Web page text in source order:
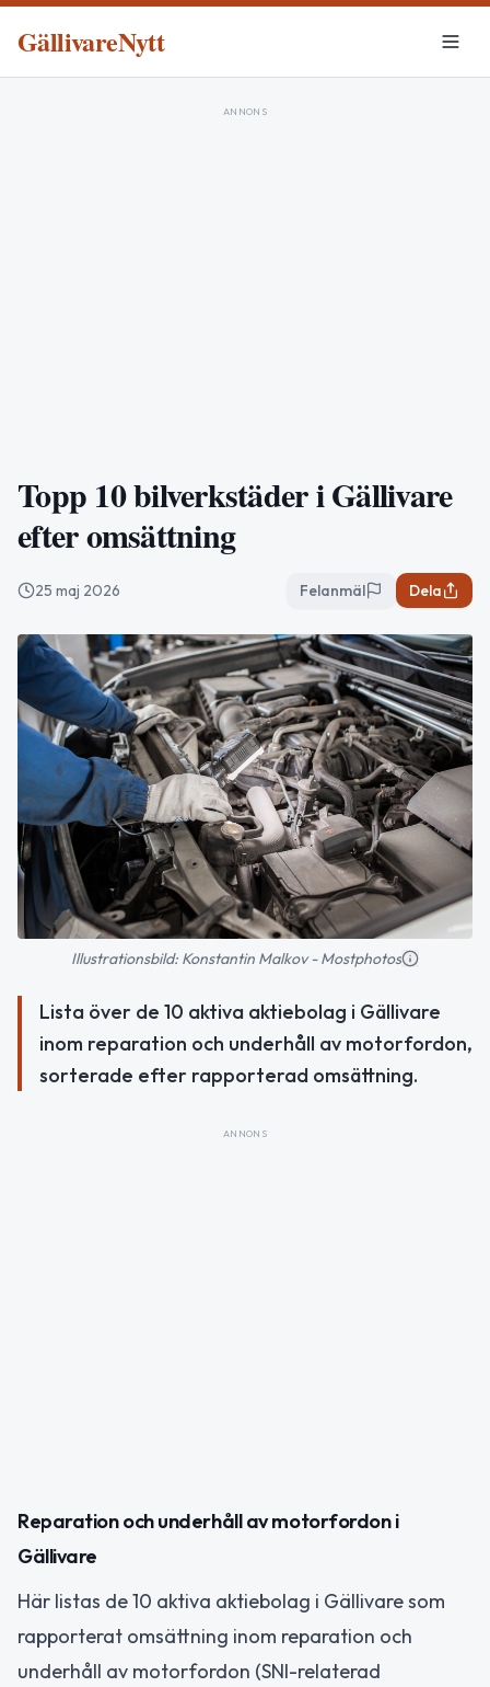
GällivareNytt
ANNONS
Topp 10 bilverkstäder i Gällivare
efter omsättning
25 maj 2026 Felanmäl Dela
Illustrationsbild: Konstantin Malkov - Mostphotos
Lista över de 10 aktiva aktiebolag i Gällivare
inom reparation och underhåll av motorfordon,
sorterade efter rapporterad omsättning.
ANNONS
Reparation och underhåll av motorfordon i
Gällivare
Här listas de 10 aktiva aktiebolag i Gällivare som
rapporterat omsättning inom reparation och
underhåll av motorfordon (SNI-relaterad